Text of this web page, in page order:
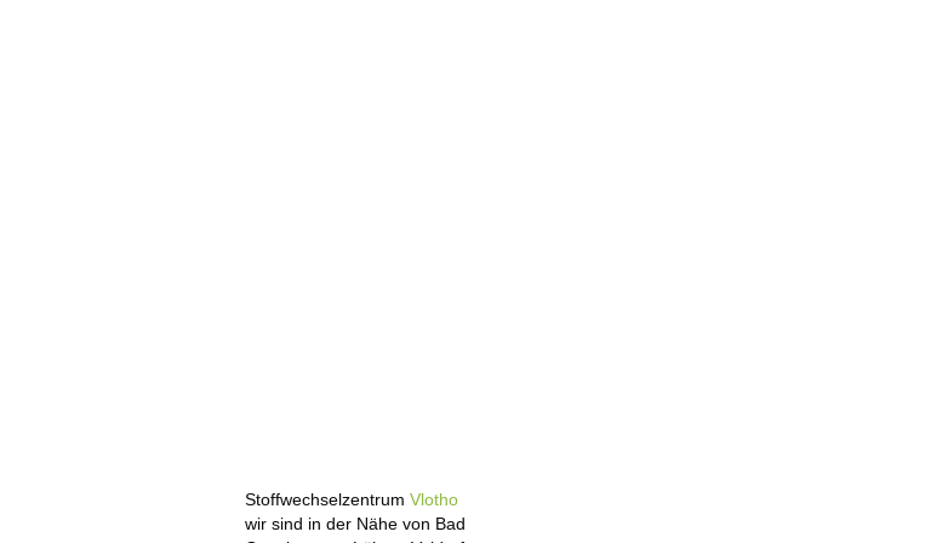
Stoffwechselzentrum Vlotho
wir sind in der Nähe von Bad